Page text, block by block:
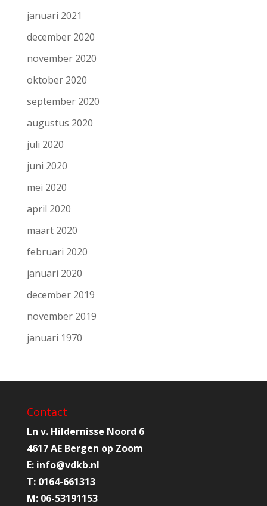
januari 2021
december 2020
november 2020
oktober 2020
september 2020
augustus 2020
juli 2020
juni 2020
mei 2020
april 2020
maart 2020
februari 2020
januari 2020
december 2019
november 2019
januari 1970
Contact
Ln v. Hildernisse Noord 6
4617 AE Bergen op Zoom
E: info@vdkb.nl
T: 0164-661313
M: 06-53191153